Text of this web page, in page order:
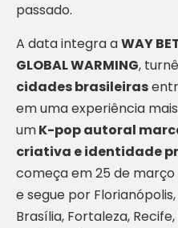
passado.
A data integra aWAY
GLOBAL WARMING,
cidades brasileiras
em uma experiência
umK-pop autoral
criativa e identidade
começa em 25 de
e segue por Florianópolis,
Brasília, Fortaleza,